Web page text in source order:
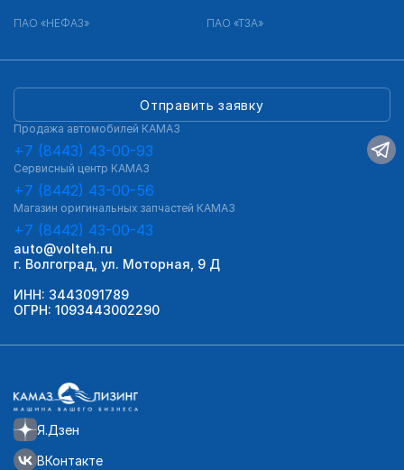
Я.Дзен
ВКонтакте
Отправить заявку
Продажа автомобилей КАМАЗ
+7 (8443) 43-00-93
Сервисный центр КАМАЗ
+7 (8442) 43-00-56
Магазин оригинальных запчастей КАМАЗ
+7 (8442) 43-00-43
auto@volteh.ru
г. Волгоград, ул. Моторная, 9 Д
ИНН: 3443091789
ОГРН: 1093443002290
ПАО «НЕФАЗ» ПАО «ТЗА»